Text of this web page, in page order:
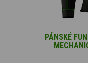
PÁNSKÉ